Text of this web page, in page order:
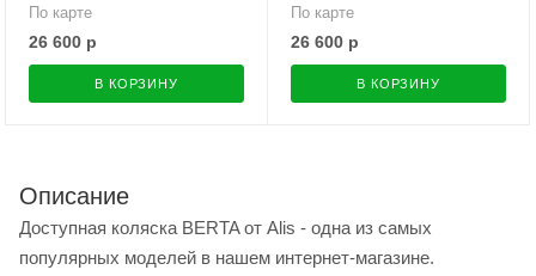
По карте
26 600 р
В КОРЗИНУ
По карте
26 600 р
В КОРЗИНУ
Описание
Доступная коляска BERTA от Alis - одна из самых
популярных моделей в нашем интернет-магазине.